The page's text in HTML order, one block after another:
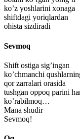
ko’z yoshlarini xonaga
shiftdagi yoriqlardan
ohista sizdiradi
Sevmoq
Shift ostiga sig’ingan
ko’chmanchi
qor zarralari orasida
tushgan oppoq parini
ko’rabilmoq…
Mana shudir
Sevmoq!